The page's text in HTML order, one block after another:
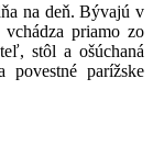
na deň. Bývajú v
priamo zo
stôl a ošúchaná
parížske